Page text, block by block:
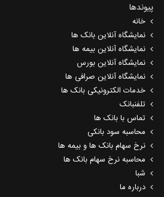
پیوندها
خانه
نمایشگاه آنلاین بانک ها
نمایشگاه آنلاین بیمه ها
نمایشگاه آنلاین بورس
نمایشگاه آنلاین صرافی ها
خدمات الکترونیکی بانک ها
تلفنبانک
تماس با بانک ها
محاسبه سود بانکی
نرخ سهام بانک ها و بیمه ها
محاسبه نرخ سهام بانک ها
شبا
درباره ما